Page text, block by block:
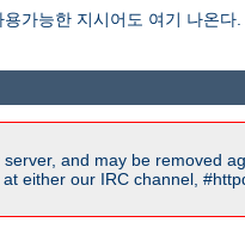
가능한 지시어도 여기 나온다.
and may be removed
either our IRC channel,